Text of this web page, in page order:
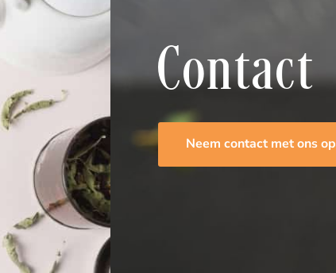
Contact
Neem contact met ons op